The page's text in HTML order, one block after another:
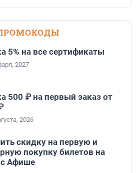
5% на все сертификаты
2027
500 ₽ на первый заказ от
2026
скидку на первую и
покупку билетов на
Афише